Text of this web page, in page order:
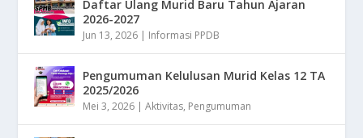
Daftar Ulang Murid Baru Tahun Ajaran
2026-2027
Jun 13, 2026 Informasi PPDB
Pengumuman Kelulusan Murid Kelas 12 TA
2025/2026
Mei 3, 2026 |Aktivitas, Pengumuman